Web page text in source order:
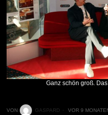
Ganz schön groß.
VON GASPARD VOR 9